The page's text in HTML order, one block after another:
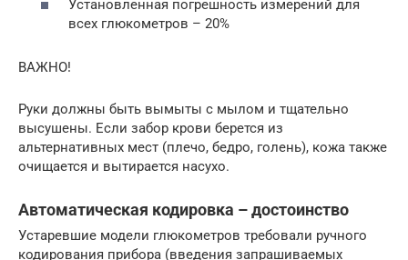
Установленная погрешность измерений для
всех глюкометров – 20%
ВАЖНО!
Руки должны быть вымыты с мылом и тщательно
высушены. Если забор крови берется из
альтернативных мест (плечо, бедро, голень), кожа также
очищается и вытирается насухо.
Автоматическая кодировка – достоинство
Устаревшие модели глюкометров требовали ручного
кодирования прибора (введения запрашиваемых